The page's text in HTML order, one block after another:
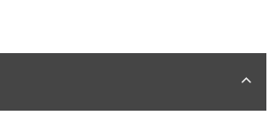
